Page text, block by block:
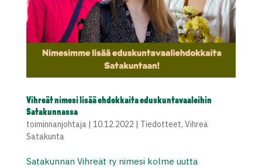
Vihreät nimesi lisää ehdokkaita eduskuntavaaleihin
Satakunnassa
toiminnanjohtaja| 10.12.2022 Tiedotteet, Vihreä
Satakunta
Satakunnan Vihreät ry nimesi kolme uutta